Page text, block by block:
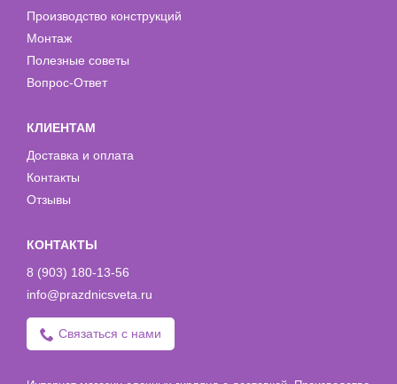
Производство конструкций
Монтаж
Полезные советы
Вопрос-Ответ
КЛИЕНТАМ
Доставка и оплата
Контакты
Отзывы
КОНТАКТЫ
8 (903) 180-13-56
info@prazdnicsveta.ru
Связаться с нами